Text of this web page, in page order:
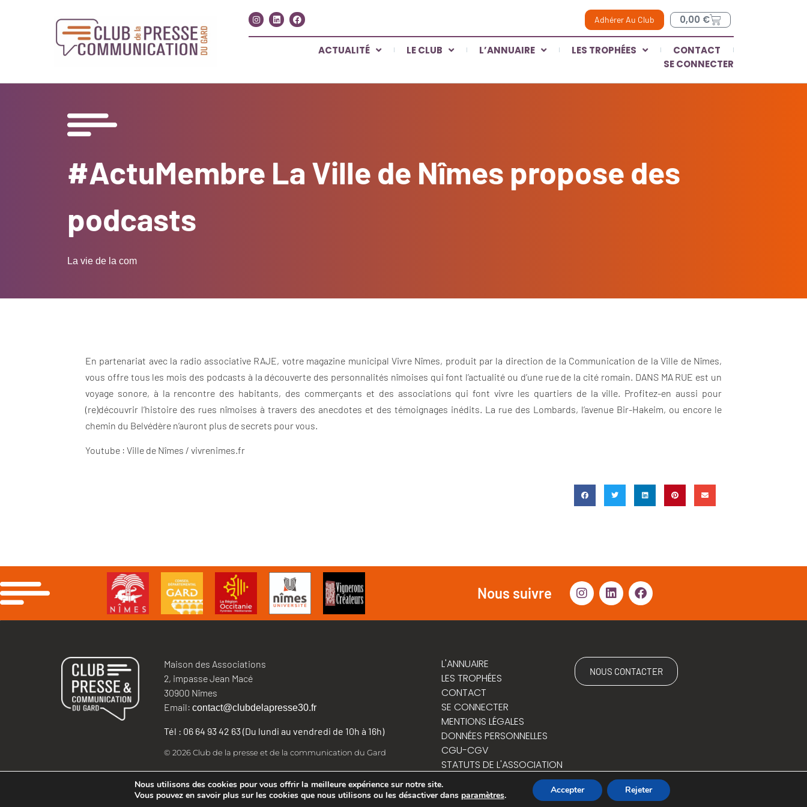
Adhérer Au Club 0,00 €
ACTUALITÉ LE CLUB L’ANNUAIRE LES TROPHÉES
CONTACT
SE CONNECTER
#ActuMembre La Ville de Nîmes propose des
podcasts
La vie de la com
En partenariat avec la radio associative RAJE, votre magazine municipal Vivre Nîmes, produit par la direction de la Communication de la Ville de Nîmes,
vous offre tous les mois des podcasts à la découverte des personnalités nîmoises qui font l’actualité ou d’une rue de la cité romain. DANS MA RUE est un
voyage sonore, à la rencontre des habitants, des commerçants et des associations qui font vivre les quartiers de la ville. Profitez-en aussi pour
(re)découvrir l’histoire des rues nîmoises à travers des anecdotes et des témoignages inédits. La rue des Lombards, l’avenue Bir-Hakeim, ou encore le
chemin du Belvédère n’auront plus de secrets pour vous.
Youtube : Ville de Nîmes / vivrenimes.fr
Nous suivre
Maison des Associations
2, impasse Jean Macé
30900 Nîmes
Email: contact@clubdelapresse30.fr
Tél : 06 64 93 42 63 (Du lundi au vendredi de 10h à 16h)
© 2026 Club de la presse et de la communication du Gard
L'ANNUAIRE
LES TROPHÉES
CONTACT
SE CONNECTER
MENTIONS LÉGALES
DONNÉES PERSONNELLES
CGU-CGV
STATUTS DE L'ASSOCIATION
NOUS CONTACTER
Nous utilisons des cookies pour vous offrir la meilleure expérience sur notre site.
Vous pouvez en savoir plus sur les cookies que nous utilisons ou les désactiver dans paramètres. Accepter Rejeter